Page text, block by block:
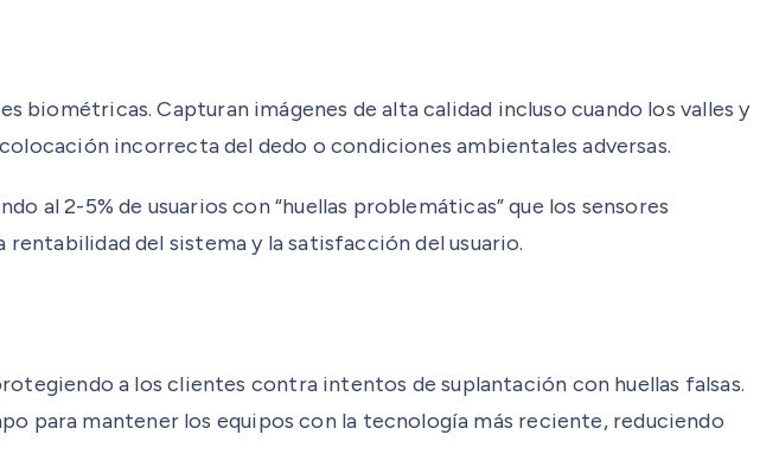
biométricas. Capturan imágenes de alta calidad incluso cuando los valles y
incorrecta del dedo o condiciones ambientales adversas.
2-5% de usuarios con “huellas problemáticas” que los sensores
del sistema y la satisfacción del usuario.
a los clientes contra intentos de suplantación con huellas falsas.
para mantener los equipos con la tecnología más reciente, reduciendo